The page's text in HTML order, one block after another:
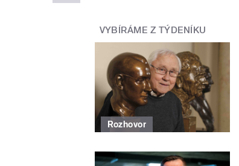
VYBÍRÁME Z TÝDENÍKU
Rozhovor